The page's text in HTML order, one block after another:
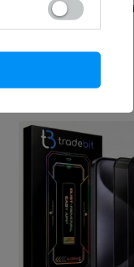
2x Szkło hartowane z
13 2024 / iPad Pro 13